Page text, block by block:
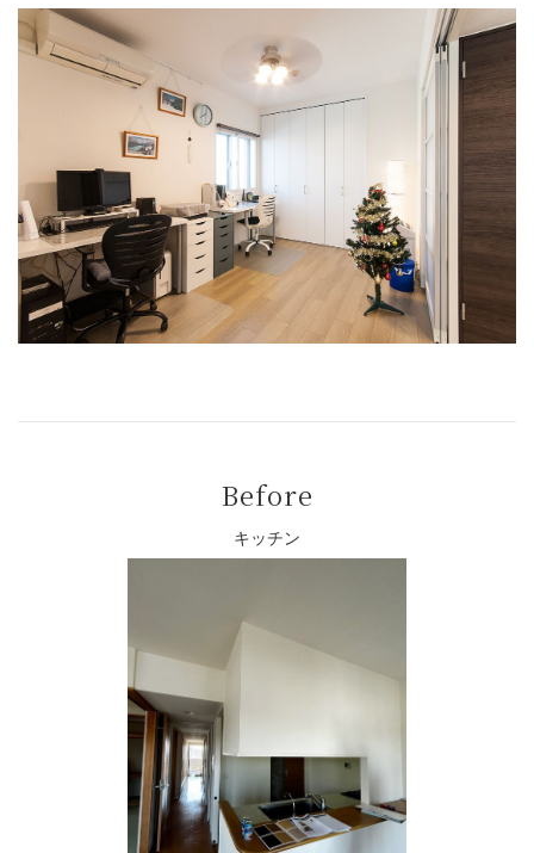
Before
キッチン